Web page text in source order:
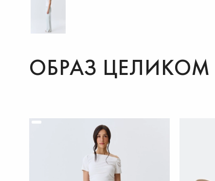
ОБРАЗ ЦЕЛИКОМ